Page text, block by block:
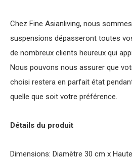
Chez Fine Asianliving, nous
suspensions dépasseront toutes
de nombreux clients heureux qui
Nous pouvons nous assurer que
choisi restera en parfait état
quelle que soit votre préférence.
Détails du produit
Dimensions: Diamètre 30 cm x